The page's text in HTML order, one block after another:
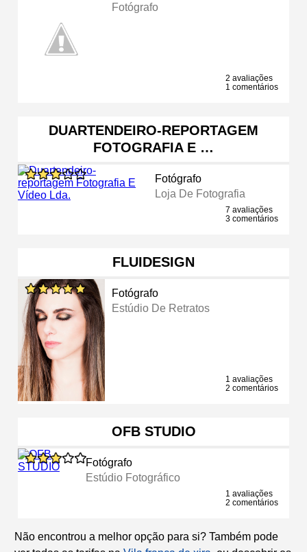
Fotógrafo
2 avaliações
1 comentários
DUARTENDEIRO-REPORTAGEM
FOTOGRAFIA E …
Fotógrafo
Loja De Fotografia
7 avaliações
3 comentários
FLUIDESIGN
Fotógrafo
Estúdio De Retratos
1 avaliações
2 comentários
OFB STUDIO
Fotógrafo
Estúdio Fotográfico
1 avaliações
2 comentários
Não encontrou a melhor opção para si? Também pode